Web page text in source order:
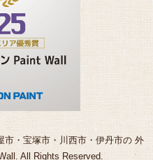
・宝塚市・川西市・伊丹市の 外
All Rights Reserved.